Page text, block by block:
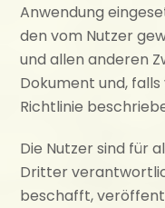
Anwendung
den vom Nutzer
und allen anderen
Dokument und,
Richtlinie
Die Nutzer sind für
Dritter
beschafft,